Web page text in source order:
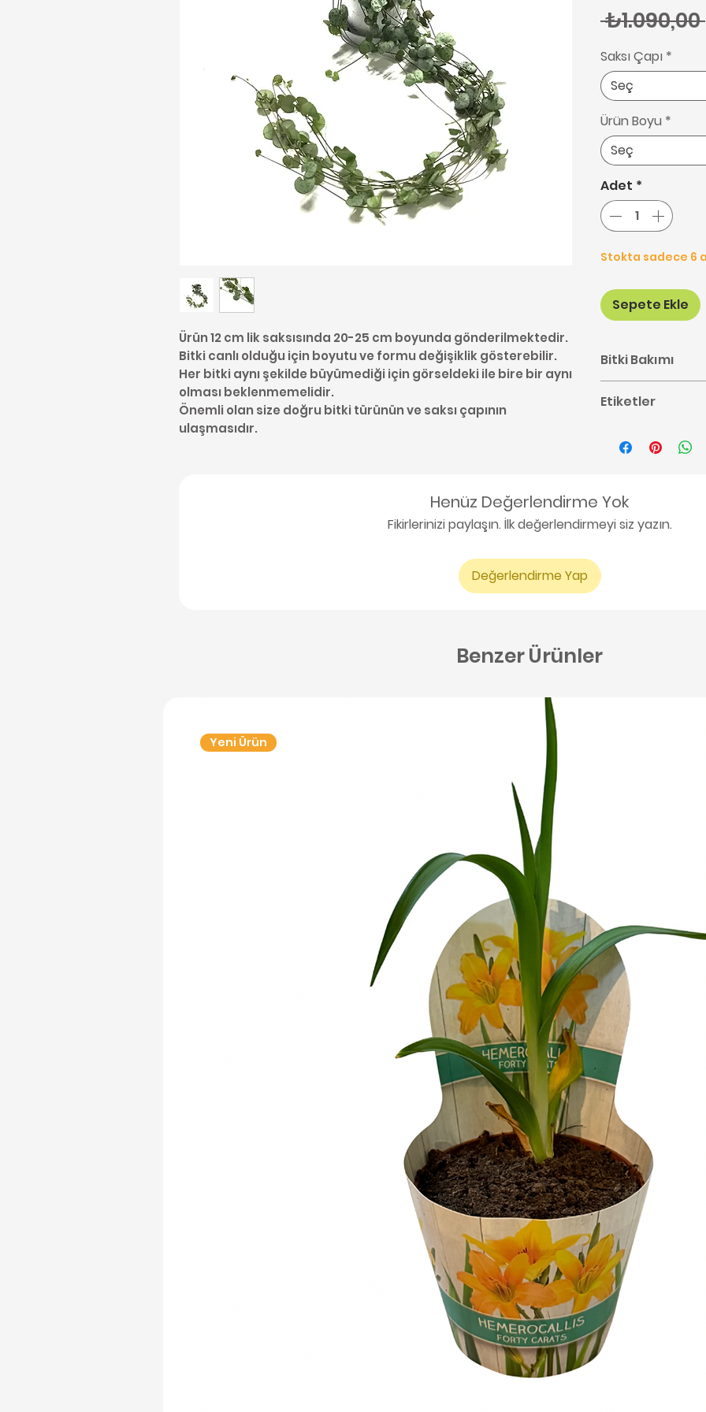
Ürün 12 cm lik saksısında 20-25 cm boyunda gönderilmektedir.
Bitki canlı olduğu için boyutu ve formu değişiklik gösterebilir.
Her bitki aynı şekilde büyümediği için görseldeki ile bire bir aynı
olması beklenmemelidir.
Önemli olan size doğru bitki türünün ve saksı çapının
ulaşmasıdır.
₺1.090,00
Saksı Çapı *
Seç
Ürün Boyu *
Seç
Adet *
Stokta sadece 6
Sepete Ekle
Bitki Bakımı
buradan
Etiketler
#Ceropegia
Henüz Değerlendirme Yok
Fikirlerinizi paylaşın. İlk değerlendirmeyi siz yazın.
Değerlendirme Yap
Benzer Ürünler
Yeni Ürün